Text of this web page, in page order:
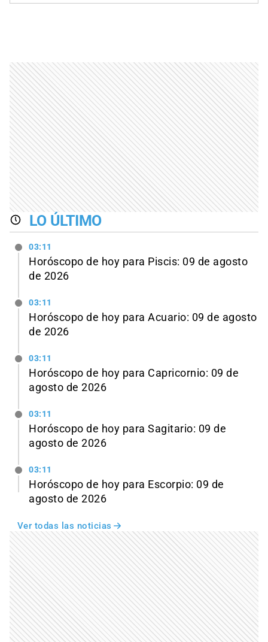
LO ÚLTIMO
03:11
Horóscopo de hoy para Piscis: 09 de agosto
de 2026
03:11
Horóscopo de hoy para Acuario: 09 de agosto
de 2026
03:11
Horóscopo de hoy para Capricornio: 09 de
agosto de 2026
03:11
Horóscopo de hoy para Sagitario: 09 de
agosto de 2026
03:11
Horóscopo de hoy para Escorpio: 09 de
agosto de 2026
Ver todas las noticias